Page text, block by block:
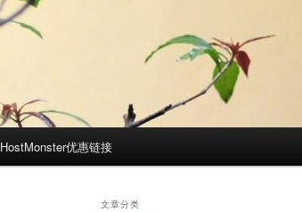
HostMonster优惠链接
文章分类